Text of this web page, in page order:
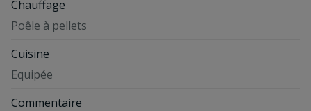
Chauffage
Poêle à pellets
Cuisine
Equipée
Commentaire